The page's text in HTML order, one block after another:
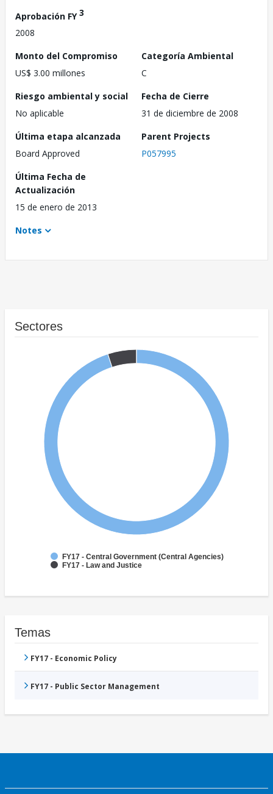
Aprobación FY3
2008
Monto del Compromiso
US$ 3.00 millones
Categoría Ambiental
C
Riesgo ambiental y social
No aplicable
Fecha de Cierre
31 de diciembre de 2008
Última etapa alcanzada
Board Approved
Parent Projects
P057995
Última Fecha de
Actualización
15 de enero de 2013
Notes
Sectores
FY17 - Central Government (Central Agencies)
FY17 - Law and Justice
Temas
FY17 - Economic Policy
FY17 - Public Sector Management